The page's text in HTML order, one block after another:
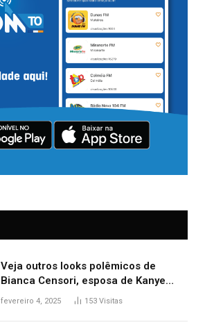
Veja outros looks polêmicos de
Bianca Censori, esposa de Kanye
West que apareceu nua no Grammy
fevereiro 4, 2025 153 Visitas